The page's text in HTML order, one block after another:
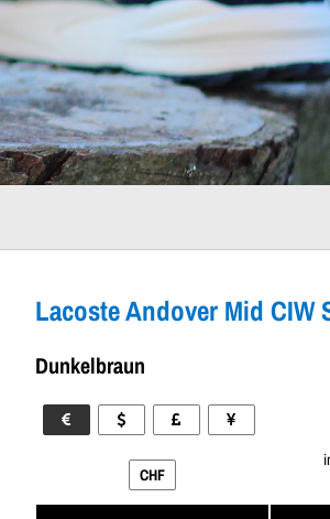
Lacoste Andover Mid CIW
Dunkelbraun
CHF